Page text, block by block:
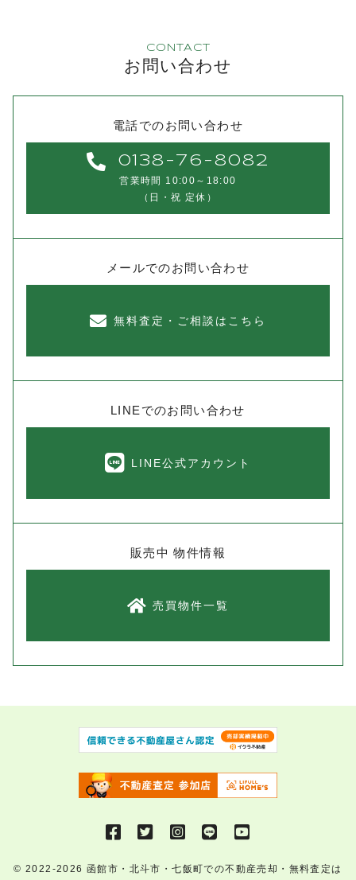
CONTACT
お問い合わせ
電話でのお問い合わせ
0138-76-8082
営業時間 10:00～18:00
（日・祝 定休）
メールでのお問い合わせ
無料査定・ご相談はこちら
LINEでのお問い合わせ
LINE公式アカウント
販売中 物件情報
売買物件一覧
© 2022-2026函館市・北斗市・七飯町での不動産売却・無料査定は